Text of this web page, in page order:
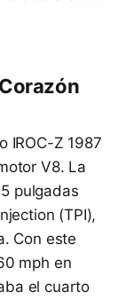
IROC-Z 1987
V8. La
pulgadas
(TPI),
Con este
mph en
el cuarto